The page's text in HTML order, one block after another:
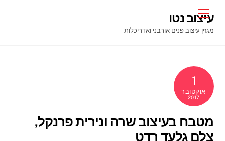
content
Menu
עיצוב נטו
מגזין עיצוב פנים אורבני ואדריכלות
1
אוקטובר
2017
מטבח בעיצוב שרה ונירית פרנקל,
צלם גלעד רדט